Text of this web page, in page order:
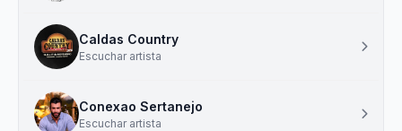
Caldas Country
Escuchar artista
Conexao Sertanejo
Escuchar artista